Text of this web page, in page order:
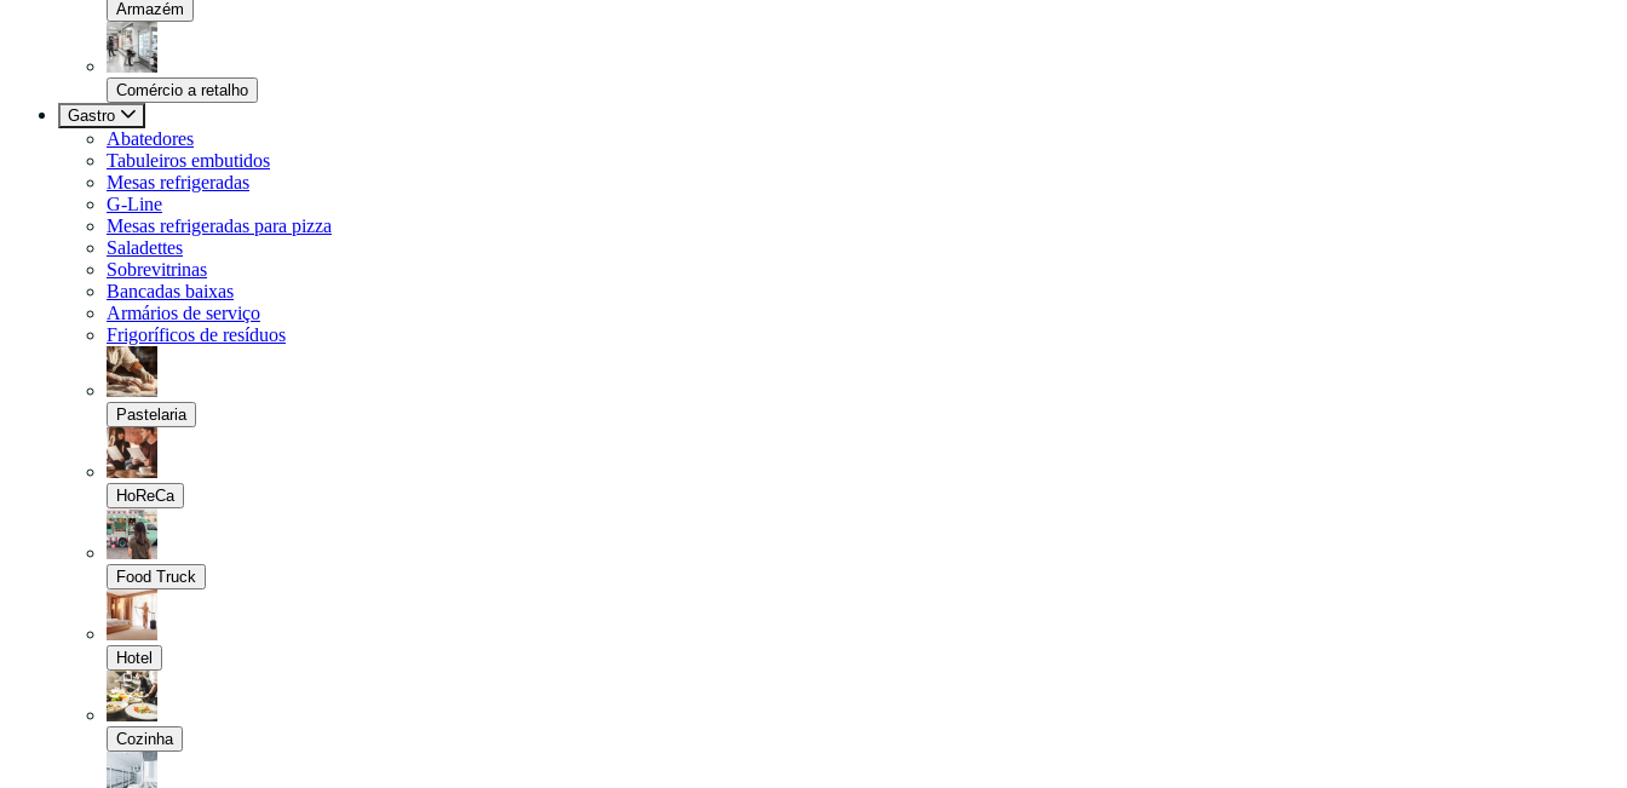
Armazém
Comércio a retalho
Gastro
Abatedores
Tabuleiros embutidos
Mesas refrigeradas
G-Line
Mesas refrigeradas para pizza
Saladettes
Sobrevitrinas
Bancadas baixas
Armários de serviço
Frigoríficos de resíduos
Pastelaria
HoReCa
Food Truck
Hotel
Cozinha